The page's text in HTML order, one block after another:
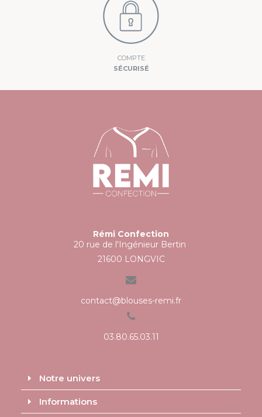
COMPTE
SÉCURISÉ
Rémi Confection
20 rue de l'Ingénieur Bertin
21600 LONGVIC
contact@blouses-remi.fr
03.80.65.03.11
Notre univers
Informations